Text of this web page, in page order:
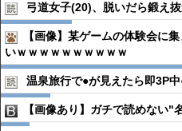
弓道女子(20)、脱いだら鍛え
【画像】某ゲームの体験会に
いｗｗｗｗｗｗｗｗｗｗ
温泉旅行で●︎が見えたら即3P
【画像あり】ガチで読めない"